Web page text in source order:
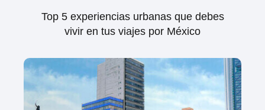
Top 5 experiencias urbanas que debes
vivir en tus viajes por México